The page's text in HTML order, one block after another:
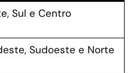
Sul e Centro
Sudoeste e Norte